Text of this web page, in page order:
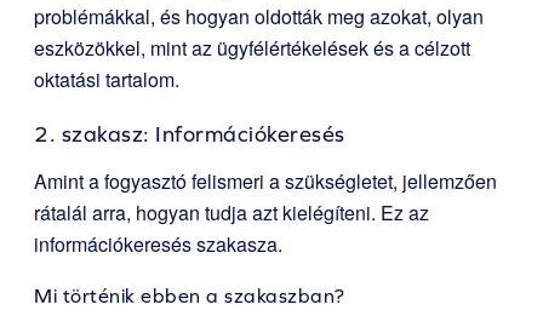
problémákkal, és hogyan oldották meg azokat, olyan
eszközökkel, mint az ügyfélértékelések és a célzott
oktatási tartalom.
2. szakasz: Információkeresés
Amint a fogyasztó felismeri a szükségletet, jellemzően
rátalál arra, hogyan tudja azt kielégíteni. Ez az
információkeresés szakasza.
Mi történik ebben a szakaszban?